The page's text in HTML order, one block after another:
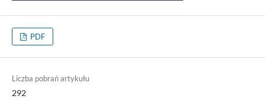
PDF
Liczba pobrań artykułu
292